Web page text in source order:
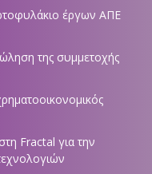
έργων ΑΠΕ
της συμμετοχής
Fractal για την